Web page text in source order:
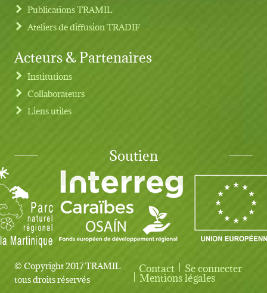
Publications TRAMIL
Ateliers de diffusion TRADIF
Acteurs & Partenaires
Institutions
Collaborateurs
Liens utiles
Soutien
© Copyright 2017 TRAMIL
tous droits réservés
User account menu
Contact Se connecter
Mentions légales